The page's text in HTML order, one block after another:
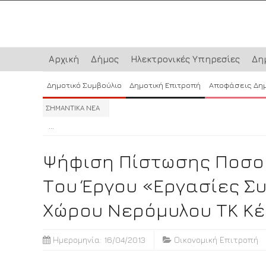
Αρχική Δήμος Ηλεκτρονικές Υπηρεσίες
Δημοτικό Συμβούλιο Δημοτική Επιτροπή Αποφάσεις
ΣΗΜΑΝΤΙΚΑ ΝΕΑ
...
Ψήφιση Πίστωσης
Του Έργου «Εργασίες
Χώρου Νερόμυλου ΤΚ
Ημερομηνία: 16/04/2013 Οικονομική Επιτροπή